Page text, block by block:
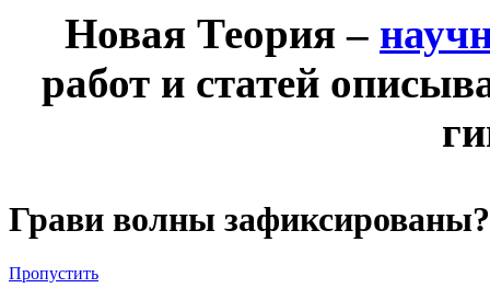
Новая Теория –
работ и статей
Грави волны зафиксированы?
Пропустить